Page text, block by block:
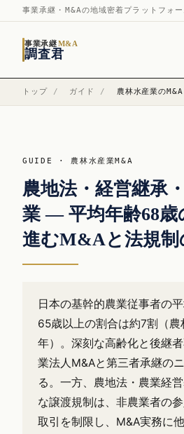
事業承継・M&Aの地域密着プラットフォー
事業承継M&A
調査君
トップ / ガイド / 農林水産業のM&A
GUIDE · 農林水産業M&A
農地法・経営継承
業 — 平均年齢68歳
進むM&Aと法規制
日本の基幹的農業従事者の
65歳以上の割合は約7割（
年）。深刻な高齢化と後継
業法人M&Aと第三者承継の
る。一方、農地法・農業経
な譲渡規制は、非農業者の
取引を制限し、M&A実務に